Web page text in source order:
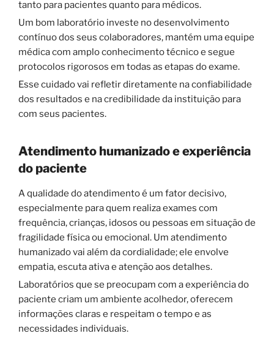
tanto para pacientes quanto para médicos.
Um bom laboratório investe no desenvolvimento
contínuo dos seus colaboradores, mantém uma equipe
médica com amplo conhecimento técnico e segue
protocolos rigorosos em todas as etapas do exame.
Esse cuidado vai refletir diretamente na confiabilidade
dos resultados e na credibilidade da instituição para
com seus pacientes.
Atendimento humanizado e experiência
do paciente
A qualidade do atendimento é um fator decisivo,
especialmente para quem realiza exames com
frequência, crianças, idosos ou pessoas em situação de
fragilidade física ou emocional. Um atendimento
humanizado vai além da cordialidade; ele envolve
empatia, escuta ativa e atenção aos detalhes.
Laboratórios que se preocupam com a experiência do
paciente criam um ambiente acolhedor, oferecem
informações claras e respeitam o tempo e as
necessidades individuais.